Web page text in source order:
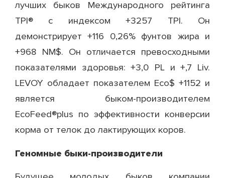
лучших быков Международного рейтинга
TPI® с индексом +3257 TPI. Он
демонстрирует +116 0,26% фунтов жира и
+968 NM$. Он отличается превосходными
показателями здоровья: +3,0 PL и +,7 Liv.
LEVOY обладает показателем Eco$ +1152 и
является быком-производителем
EcoFeed®plus по эффективности конверсии
корма от телок до лактирующих коров.
Геномные быки-производители